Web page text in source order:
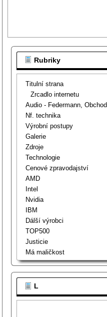
Rubriky
Titulní strana
Zrcadlo internetu
Audio - Federmann, Obchod
Nf. technika
Výrobní postupy
Galerie
Zdroje
Technologie
Cenové zpravodajství
AMD
Intel
Nvidia
IBM
Dálší výrobci
TOP500
Justicie
Má maličkost
L